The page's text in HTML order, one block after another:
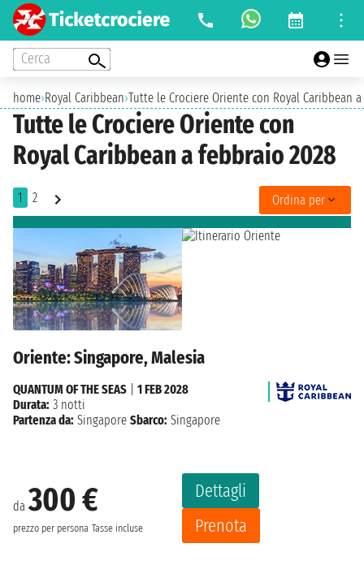
Cerca
home›Royal Caribbean›Tutte le Crociere Oriente con Royal Caribbean
Tutte le Crociere Oriente con
Royal Caribbean a febbraio 2028
1 2 Ordina per
Oriente: Singapore, Malesia
da300 €
prezzo per persona Tasse incluse
Dettagli
Prenota
QUANTUM OF THE SEAS
1 FEB 2028
Durata: 3 notti
Partenza da: Singapore Sbarco: Singapore